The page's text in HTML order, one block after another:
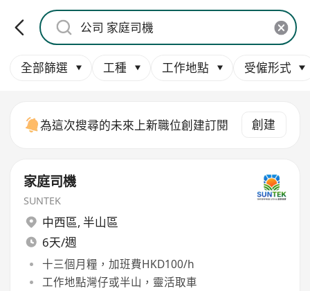
全部篩選 工種 工作地點 受僱形式
為這次搜尋的未來上新職位創建訂閱 創建
家庭司機
SUNTEK
中西區, 半山區
6天/週
十三個月糧，加班費HKD100/h
工作地點灣仔或半山，靈活取車